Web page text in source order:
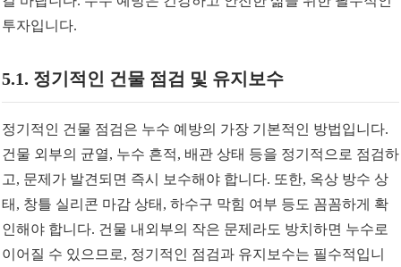
투자입니다.
5.1. 정기적인 건물 점검 및 유지보수
정기적인 건물 점검은 누수 예방의 가장 기본적인 방법입니다.
건물 외부의 균열, 누수 흔적, 배관 상태 등을 정기적으로 점검하
고, 문제가 발견되면 즉시 보수해야 합니다. 또한, 옥상 방수 상
태, 창틀 실리콘 마감 상태, 하수구 막힘 여부 등도 꼼꼼하게 확
인해야 합니다. 건물 내외부의 작은 문제라도 방치하면 누수로
이어질 수 있으므로, 정기적인 점검과 유지보수는 필수적입니